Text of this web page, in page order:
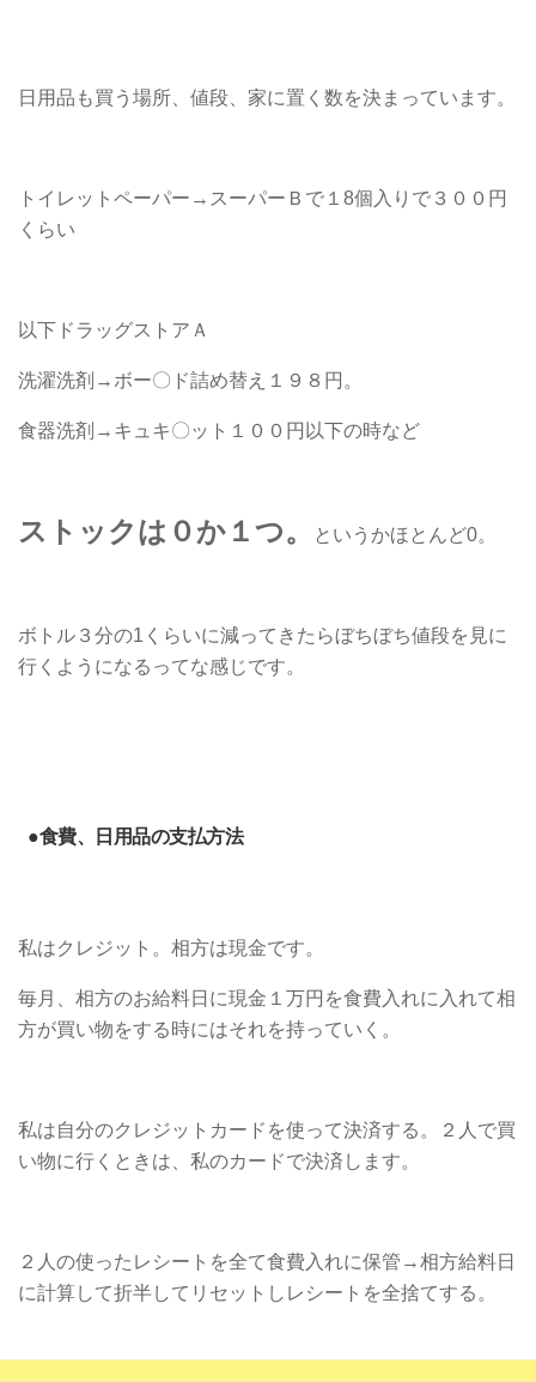
日用品も買う場所、値段、家に置く数を決まっています。
トイレットペーパー→スーパーＢで１8個入りで３００円
くらい
以下ドラッグストアＡ
洗濯洗剤→ボー〇ド詰め替え１９８円。
食器洗剤→キュキ〇ット１００円以下の時など
ストックは０か１つ。 というかほとんど0。
ボトル３分の1くらいに減ってきたらぼちぼち値段を見に
行くようになるってな感じです。
●食費、日用品の支払方法
私はクレジット。相方は現金です。
毎月、相方のお給料日に現金１万円を食費入れに入れて相
方が買い物をする時にはそれを持っていく。
私は自分のクレジットカードを使って決済する。２人で買
い物に行くときは、私のカードで決済します。
２人の使ったレシートを全て食費入れに保管→相方給料日
に計算して折半してリセットしレシートを全捨てする。